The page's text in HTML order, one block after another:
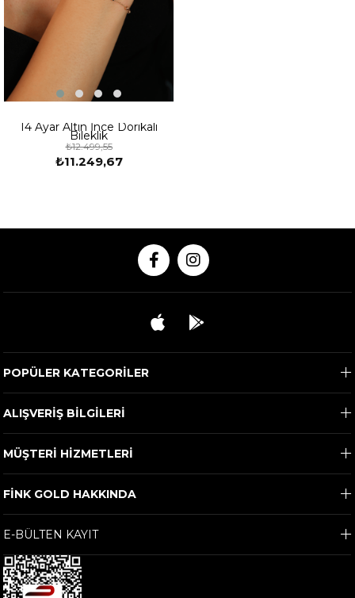
14 Ayar Altın İnce Dorikalı
Bileklik
₺11.249,67
₺12.499,55
POPÜLER KATEGORİLER
ALIŞVERİŞ BİLGİLERİ
MÜŞTERİ HİZMETLERİ
FİNK GOLD HAKKINDA
E-BÜLTEN KAYIT